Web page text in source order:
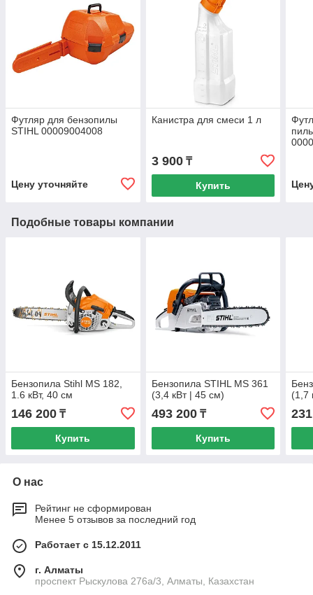
Футляр для бензопилы
STIHL 00009004008
Цену уточняйте
Канистра для смеси 1 л
3 900₸
Купить
Подобные товары компании
Бензопила Stihl MS 182,
1.6 кВт, 40 см
146 200 ₸
Купить
Бензопила STIHL MS 361
(3,4 кВт | 45 см)
493 200₸
Купить
(1,7
О нас
Рейтинг не сформирован
Менее 5 отзывов за последний год
Работает с 15.12.2011
г. Алматы
проспект Рыскулова 276а/3, Алматы, Казахстан